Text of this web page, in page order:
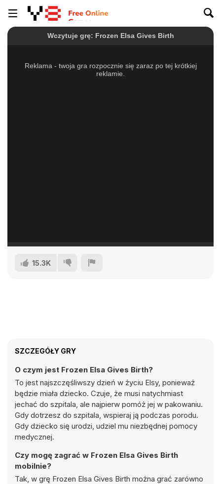
15.3K
SZCZEGÓŁY GRY
O czym jest Frozen Elsa Gives Birth?
To jest najszczęśliwszy dzień w życiu Elsy, ponieważ
będzie miała dziecko. Czuje, że musi natychmiast
jechać do szpitala, ale najpierw pomóż jej w pakowaniu.
Gdy dotrzesz do szpitala, wspieraj ją podczas porodu.
Gdy dziecko się urodzi, udziel mu niezbędnej pomocy
medycznej.
Czy mogę zagrać w Frozen Elsa Gives Birth
mobilnie?
Tak, w grę Frozen Elsa Gives Birth można grać zarówno